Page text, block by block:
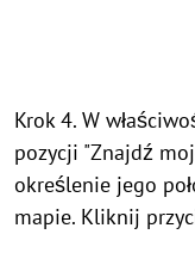
Krok 4. W
pozycji "Znajdź
określenie jego
mapie. Kliknij